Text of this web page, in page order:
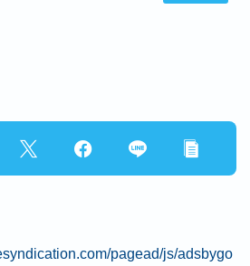
pagead/js/adsbygo